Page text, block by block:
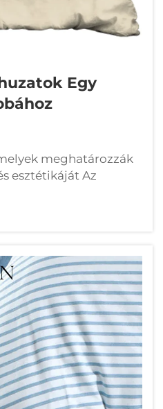
Egy
meghatározzák
esztétikáját Az
alakítják az
Az
a legnagyobb
a figyelmet,
stílusnak a jellegét